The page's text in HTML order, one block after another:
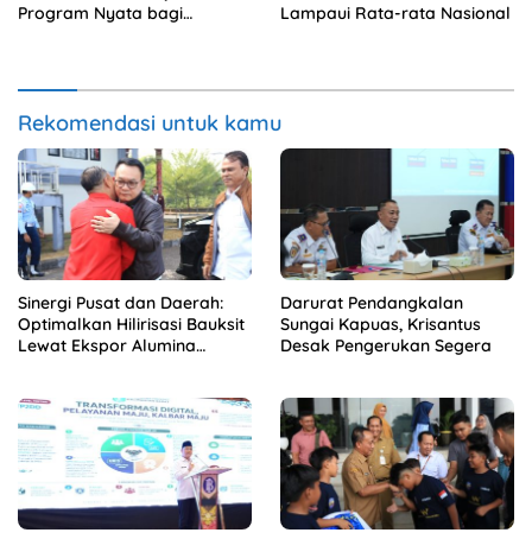
Program Nyata bagi
Lampaui Rata-rata Nasional
Rekomendasi untuk kamu
Sinergi Pusat dan Daerah:
Optimalkan Hilirisasi Bauksit
Lewat Ekspor Alumina
Darurat Pendangkalan
Sungai Kapuas, Krisantus
Desak Pengerukan Segera